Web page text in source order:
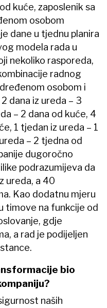
kuće, zaposlenik sa
osobom
dane u tjednu planira
modela rada u
nekoliko rasporeda,
radnog
osobom i
dana iz ureda – 3
– 2 dana od kuće, 4
1 tjedan iz ureda – 1
– 2 tjedna od
dugoročno
podrazumijeva da
ureda, a 40
Kao dodatnu mjeru
timove na funkcije od
gdje
a rad je podijeljen
bio
naših